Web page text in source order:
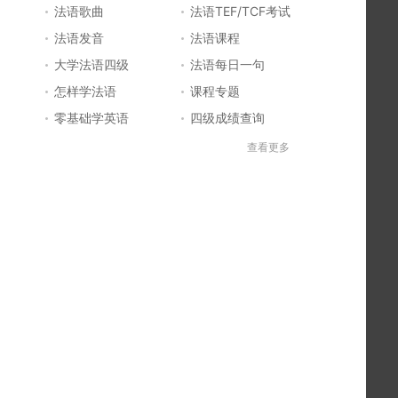
法语歌曲
法语TEF/TCF考试
法语发音
法语课程
大学法语四级
法语每日一句
怎样学法语
课程专题
零基础学英语
四级成绩查询
四六级成绩查询
查看更多